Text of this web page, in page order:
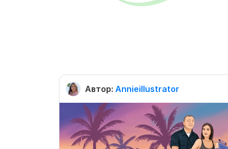
Автор: Annieillustrator